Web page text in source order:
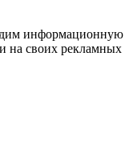
информационную
на своих рекламных